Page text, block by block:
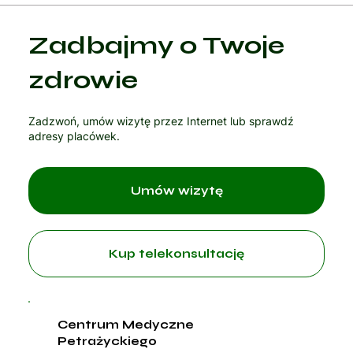
Zadbajmy o Twoje
zdrowie
Zadzwoń, umów wizytę przez Internet lub sprawdź
adresy placówek.
Kup telekonsultację
Centrum Medyczne
Petrażyckiego
Umów wizytę